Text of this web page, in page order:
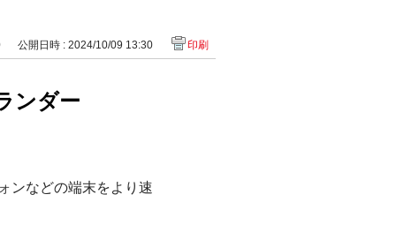
公開日時 : 2024/10/09 13:30 印刷
ンダー
ンなどの端末をより速